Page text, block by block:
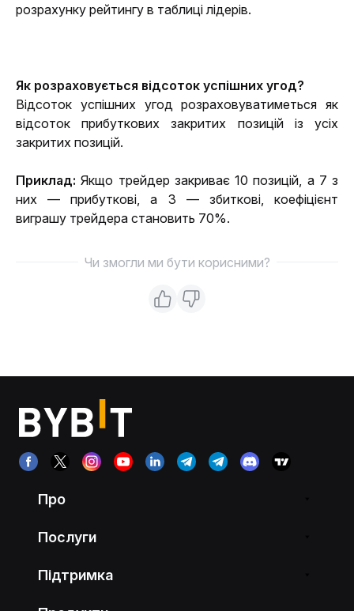
розрахунку рейтингу в таблиці лідерів.
Як розраховується відсоток успішних угод?
Відсоток успішних угод розраховуватиметься як
відсоток прибуткових закритих позицій із усіх
закритих позицій.
Приклад: Якщо трейдер закриває 10 позицій, а 7 з
них — прибуткові, а 3 — збиткові, коефіцієнт
виграшу трейдера становить 70%.
Чи змогли ми бути корисними?
Про
Послуги
Підтримка